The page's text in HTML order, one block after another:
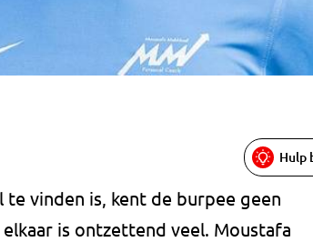
Hulp
vinden is, kent de burpee geen
is ontzettend veel. Moustafa